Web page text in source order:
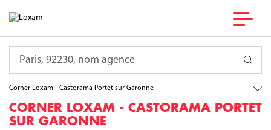
France
Corner Loxam - Castorama Portet sur Garonne
CORNER LOXAM - CASTORAMA PORTET
SUR GARONNE